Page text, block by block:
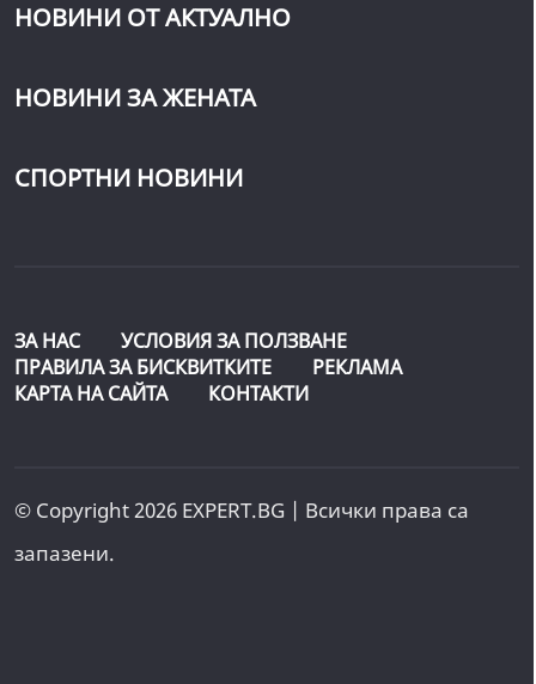
НОВИНИ ОТ АКТУАЛНО
НОВИНИ ЗА ЖЕНАТА
СПОРТНИ НОВИНИ
ЗА НАС
УСЛОВИЯ ЗА ПОЛЗВАНЕ
ПРАВИЛА ЗА БИСКВИТКИТЕ
РЕКЛАМА
КАРТА НА САЙТА
КОНТАКТИ
© Copyright 2026 EXPERT.BG | Всички права са
запазени.